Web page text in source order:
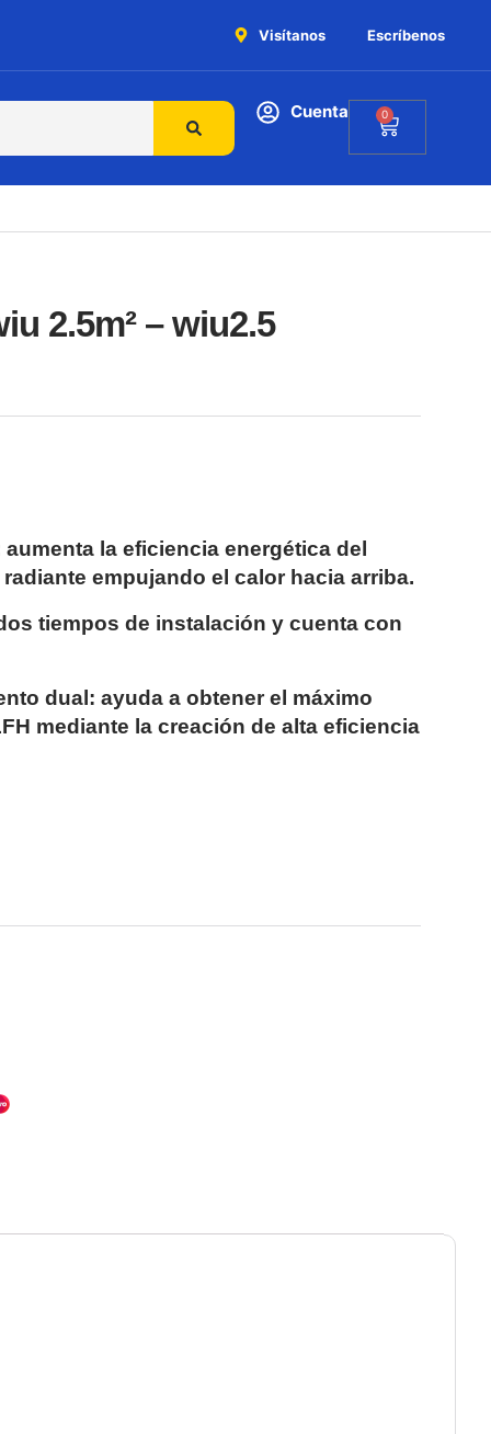
Visítanos Escríbenos
Cuenta 0
2.5m² – wiu2.5
la eficiencia energética del
empujando el calor hacia arriba.
tiempos de instalación y cuenta con
dual: ayuda a obtener el máximo
mediante la creación de alta eficiencia